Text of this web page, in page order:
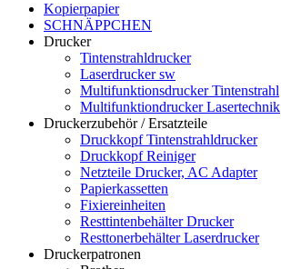
Kopierpapier
SCHNÄPPCHEN
Drucker
Tintenstrahldrucker
Laserdrucker sw
Multifunktionsdrucker Tintenstrahl
Multifunktiondrucker Lasertechnik
Druckerzubehör / Ersatzteile
Druckkopf Tintenstrahldrucker
Druckkopf Reiniger
Netzteile Drucker, AC Adapter
Papierkassetten
Fixiereinheiten
Resttintenbehälter Drucker
Resttonerbehälter Laserdrucker
Druckerpatronen